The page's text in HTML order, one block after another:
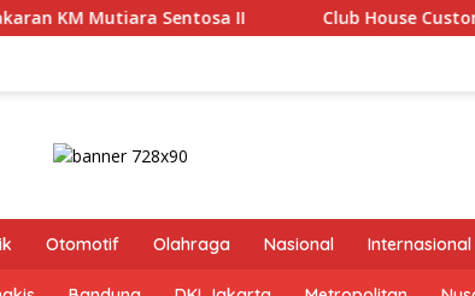
II Club House Customer Support and
Otomotif Olahraga Nasional Internasional